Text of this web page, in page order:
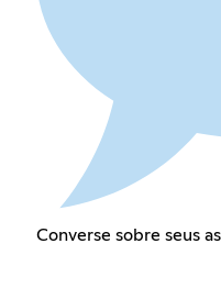
Converse sobre seus